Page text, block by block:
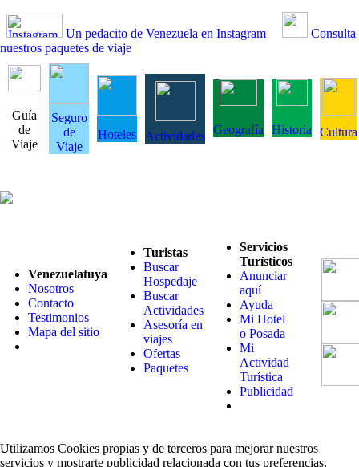
Un pedacito de Venezuela en Instagram
Consulta
nuestros paquetes de viaje
Guía
de
Viaje
Seguro
de
Viaje
Hoteles Actividades Geografía Historia Cultura
Venezuelatuya
Nosotros
Contacto
Testimonios
Mapa del sitio
Turistas
Buscar
Hospedaje
Buscar
Actividades
Asesoría en
viajes
Ofertas
Paquetes
Servicios
Turísticos
Anunciar
aquí
Ayuda
Mi Hotel
o Posada
Mi
Actividad
Turística
Publicidad
Utilizamos Cookies propias y de terceros para mejorar nuestros
servicios y mostrarte publicidad relacionada con tus preferencias.